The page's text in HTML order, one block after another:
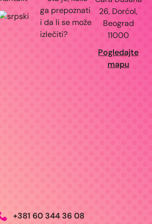
ga prepoznati
i da li se može
izlečiti?
26, Dorćol,
Beograd
11000
Pogledajte
mapu
+381 60 344 36 08